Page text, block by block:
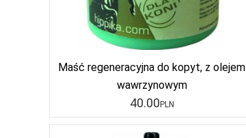
Maść regeneracyjna do kopyt, z olejem
wawrzynowym
40.00 PLN